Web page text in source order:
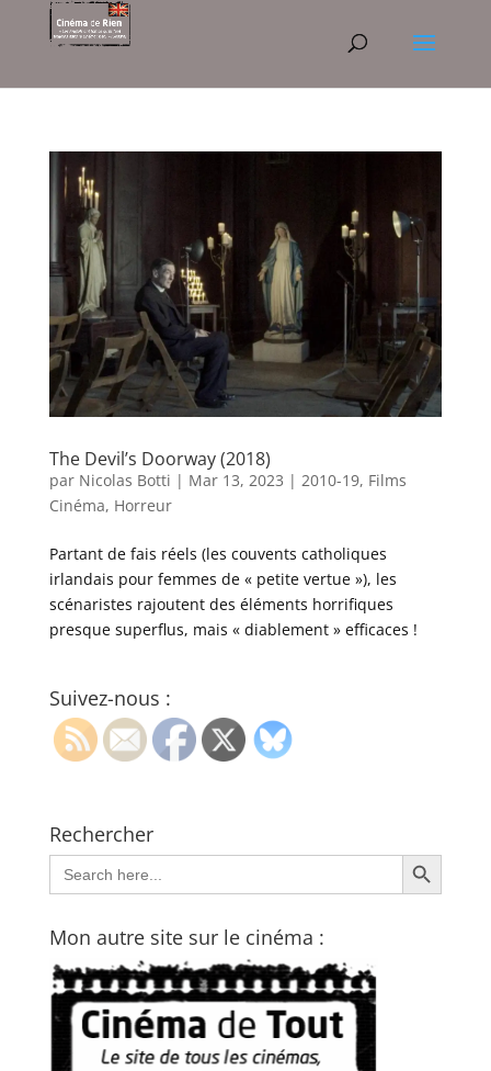
The Devil’s Doorway (2018)
par Nicolas Botti | Mar 13, 2023 | 2010-19, Films
Cinéma, Horreur
Partant de fais réels (les couvents catholiques
irlandais pour femmes de « petite vertue »), les
scénaristes rajoutent des éléments horrifiques
presque superflus, mais « diablement » efficaces !
Suivez-nous :
Rechercher
Search
for:
Search Button
Mon autre site sur le cinéma :